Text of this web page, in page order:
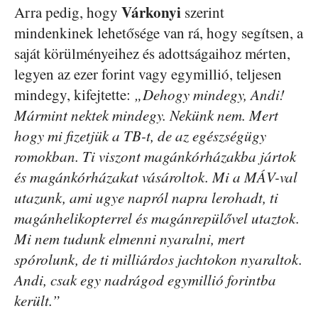
Arra pedig, hogy Várkonyi szerint
mindenkinek lehetősége van rá, hogy segítsen, a
saját körülményeihez és adottságaihoz mérten,
legyen az ezer forint vagy egymillió, teljesen
mindegy, kifejtette: „Dehogy mindegy, Andi!
Mármint nektek mindegy. Nekünk nem. Mert
hogy mi fizetjük a TB-t, de az egészségügy
romokban. Ti viszont magánkórházakba jártok
és magánkórházakat vásároltok. Mi a MÁV-val
utazunk, ami ugye napról napra lerohadt, ti
magánhelikopterrel és magánrepülővel utaztok.
Mi nem tudunk elmenni nyaralni, mert
spórolunk, de ti milliárdos jachtokon nyaraltok.
Andi, csak egy nadrágod egymillió forintba
került.”